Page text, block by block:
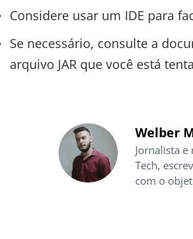
Considere usar um IDE para
Se necessário, consulte a
arquivo JAR que você está
Welber
Jornalista
Tech,
com o